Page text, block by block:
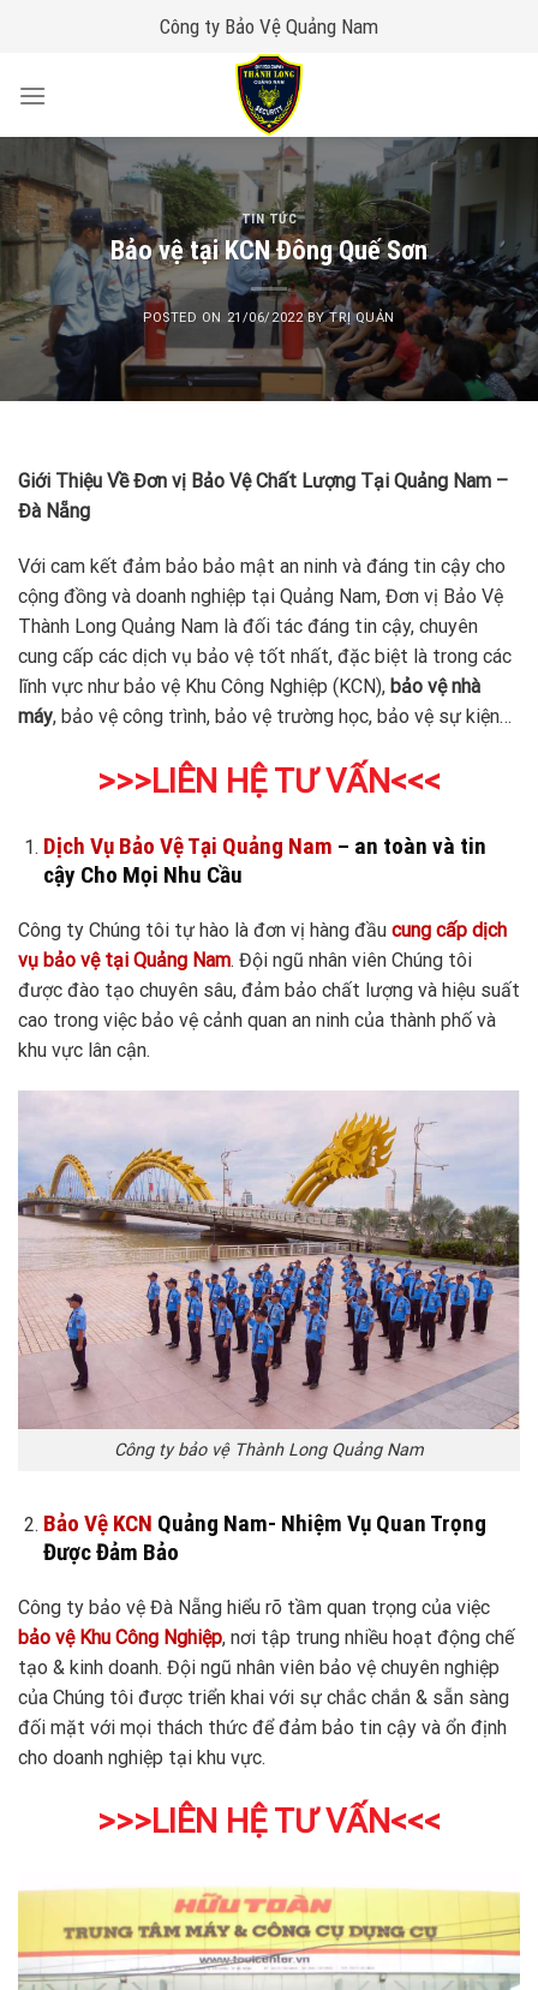
Công ty Bảo Vệ Quảng Nam
TIN TỨC
Bảo vệ tại KCN Đông Quế Sơn
POSTED ON 21/06/2022BYTRỊ QUẢN
Giới Thiệu Về Đơn vị Bảo Vệ Chất Lượng Tại Quảng Nam –
Đà Nẵng
Với cam kết đảm bảo bảo mật an ninh và đáng tin cậy cho
cộng đồng và doanh nghiệp tại Quảng Nam, Đơn vị Bảo Vệ
Thành Long Quảng Nam là đối tác đáng tin cậy, chuyên
cung cấp các dịch vụ bảo vệ tốt nhất, đặc biệt là trong các
lĩnh vực như bảo vệ Khu Công Nghiệp (KCN), bảo vệ nhà
máy, bảo vệ công trình, bảo vệ trường học, bảo vệ sự kiện…
>>>LIÊN HỆ TƯ VẤN<<<
Dịch Vụ Bảo Vệ Tại Quảng Nam – an toàn và tin
cậy Cho Mọi Nhu Cầu
Công ty Chúng tôi tự hào là đơn vị hàng đầu cung cấp dịch
vụ bảo vệ tại Quảng Nam. Đội ngũ nhân viên Chúng tôi
được đào tạo chuyên sâu, đảm bảo chất lượng và hiệu suất
cao trong việc bảo vệ cảnh quan an ninh của thành phố và
khu vực lân cận.
Công ty bảo vệ Thành Long Quảng Nam
Bảo Vệ KCN Quảng Nam- Nhiệm Vụ Quan Trọng
Được Đảm Bảo
Công ty bảo vệ Đà Nẵng hiểu rõ tầm quan trọng của việc
bảo vệ Khu Công Nghiệp, nơi tập trung nhiều hoạt động chế
tạo & kinh doanh. Đội ngũ nhân viên bảo vệ chuyên nghiệp
của Chúng tôi được triển khai với sự chắc chắn & sẵn sàng
đối mặt với mọi thách thức để đảm bảo tin cậy và ổn định
cho doanh nghiệp tại khu vực.
>>>LIÊN HỆ TƯ VẤN<<<